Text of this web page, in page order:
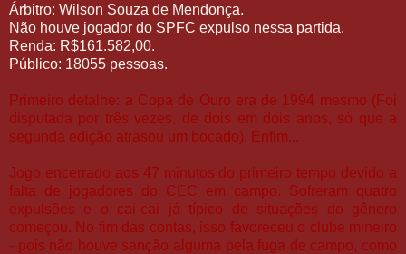
Árbitro: Wilson Souza de Mendonça.
Não houve jogador do SPFC expulso nessa partida.
Renda: R$161.582,00.
Público: 18055 pessoas.
Primeiro detalhe: a Copa de Ouro era de 1994 mesmo (Foi
disputada por três vezes, de dois em dois anos, só que a
segunda edição atrasou um bocado). Enfim...
Jogo encerrado aos 47 minutos do primeiro tempo devido a
falta de jogadores do CEC em campo. Sofreram quatro
expulsões e o cai-cai já típico de situações do gênero
começou. No fim das contas, isso favoreceu o clube mineiro
- pois não houve sanção alguma pela fuga de campo, como